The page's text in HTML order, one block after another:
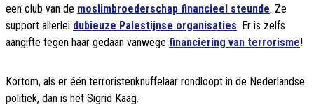
een club van de moslimbroederschap financieel steunde. Ze
support allerlei dubieuze Palestijnse organisaties. Er is zelfs
aangifte tegen haar gedaan vanwege financiering van terrorisme!
Kortom, als er één terroristenknuffelaar rondloopt in de Nederlandse
politiek, dan is het Sigrid Kaag.